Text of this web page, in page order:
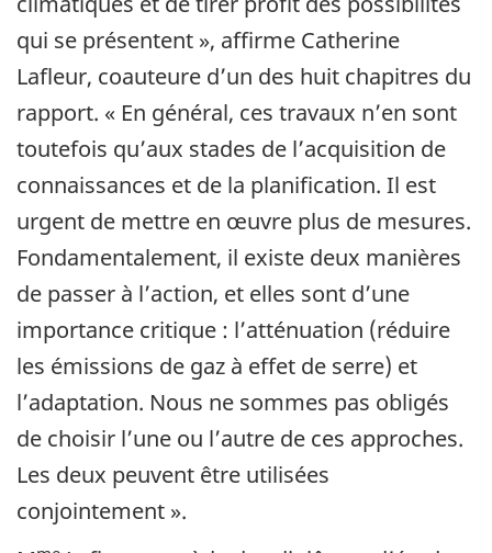
qui se présentent », affirme Catherine
Lafleur, coauteure d’un des huit chapitres du
rapport. « En général, ces travaux n’en sont
toutefois qu’aux stades de l’acquisition de
connaissances et de la planification. Il est
urgent de mettre en œuvre plus de mesures.
Fondamentalement, il existe deux manières
de passer à l’action, et elles sont d’une
importance critique : l’atténuation (réduire
les émissions de gaz à effet de serre) et
l’adaptation. Nous ne sommes pas obligés
de choisir l’une ou l’autre de ces approches.
Les deux peuvent être utilisées
conjointement ».